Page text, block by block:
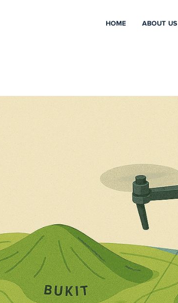
HOME ABOUT US